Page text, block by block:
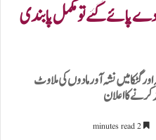
پائے گئے تو مکمل پابندی
اور گٹکا میں نشہ آور مادوں کی ملاوٹ
کا اعلان